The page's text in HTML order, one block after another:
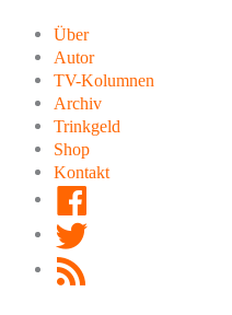
Inhalt
springen
Über
Autor
TV-Kolumnen
Archiv
Trinkgeld
Shop
Kontakt